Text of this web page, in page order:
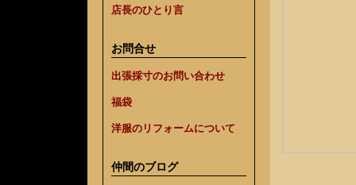
店長のひとり言
お問合せ
出張採寸のお問い合わせ
福袋
洋服のリフォームについて
仲間のブログ